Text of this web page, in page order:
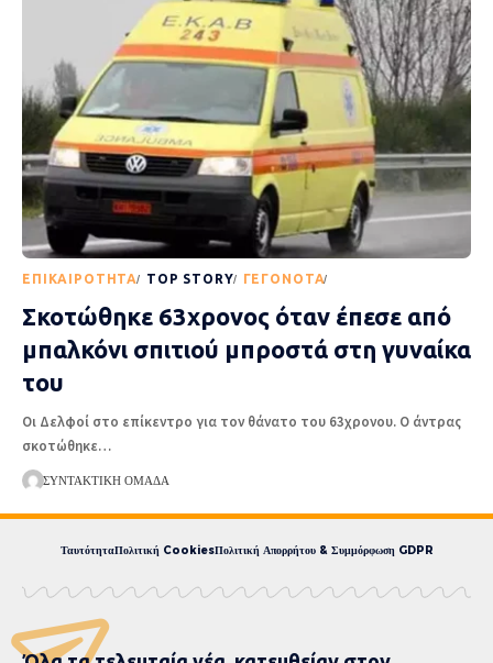
EΠΙΚΑΙΡΌΤΗΤΑ TOP STORY ΓΕΓΟΝΌΤΑ
Σκοτώθηκε 63χρονος όταν έπεσε από
μπαλκόνι σπιτιού μπροστά στη γυναίκα
του
Οι Δελφοί στο επίκεντρο για τον θάνατο του 63χρονου. Ο άντρας
σκοτώθηκε…
ΣΥΝΤΑΚΤΙΚΉ ΟΜΆΔΑ
ΤαυτότηταΠολιτική CookiesΠολιτική Απορρήτου & Συμμόρφωση GDPR